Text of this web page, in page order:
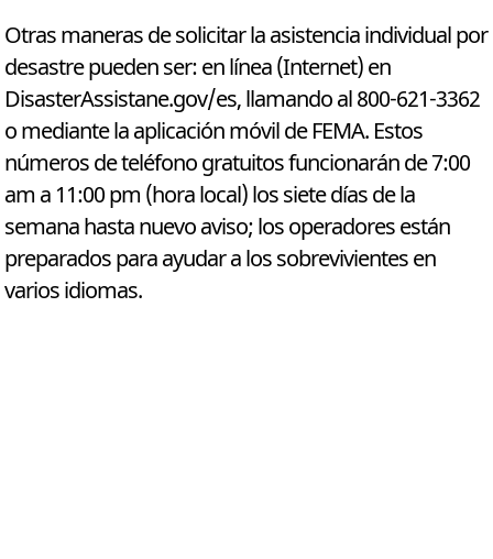
Otras maneras de solicitar la asistencia individual por
desastre pueden ser: en línea (Internet) en
DisasterAssistane.gov/es, llamando al 800-621-3362
o mediante la aplicación móvil de FEMA. Estos
números de teléfono gratuitos funcionarán de 7:00
am a 11:00 pm (hora local) los siete días de la
semana hasta nuevo aviso; los operadores están
preparados para ayudar a los sobrevivientes en
varios idiomas.